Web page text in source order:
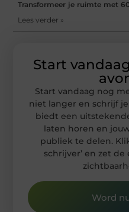
Transformeer je ruimte met
Lees verder »
Start
Start vandaag nog
niet langer en schrijf
biedt een
laten horen en
publiek te delen.
schrijver’ en zet
Word